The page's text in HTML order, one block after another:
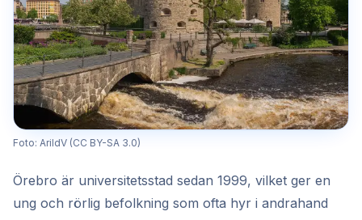
Foto: ArildV (CC BY-SA 3.0)
Örebro är universitetsstad sedan 1999, vilket ger en
ung och rörlig befolkning som ofta hyr i andrahand